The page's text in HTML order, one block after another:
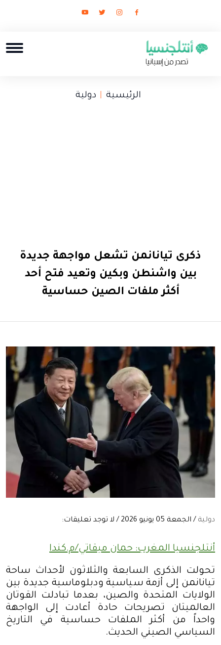
الرئيسية دولية
ذكرى تيانانمن تشعل مواجهة جديدة
بين واشنطن وبكين وتعيد فتح أحد
أكثر ملفات الصين حساسية
دولية / الجمعة 05 يونيو 2026 / لا توجد تعليقات:
أنتلجنسيا المغرب: حمان ميقاتي/م.كندا
تحولت الذكرى السابعة والثلاثون لأحداث ساحة
تيانانمن إلى أزمة سياسية ودبلوماسية جديدة بين
الولايات المتحدة والصين، بعدما تبادلت القوتان
العالميتان تصريحات حادة أعادت إلى الواجهة
واحداً من أكثر الملفات حساسية في التاريخ
السياسي الصيني الحديث.